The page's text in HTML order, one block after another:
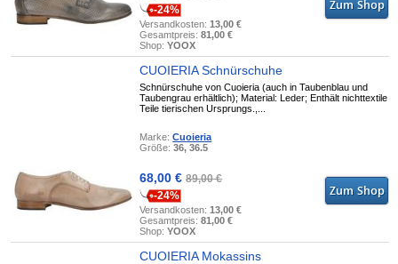
-24%
Versandkosten:13,00 €
Gesamtpreis:81,00 €
Shop:YOOX
CUOIERIA Schnürschuhe
Schnürschuhe von Cuoieria (auch in Taubenblau und
Taubengrau erhältlich); Material: Leder; Enthält nichttextile
Teile tierischen Ursprungs.,...
Marke:Cuoieria
Größe:36, 36.5
68,00 €89,00 €
-24%
Versandkosten:13,00 €
Gesamtpreis:81,00 €
Shop:YOOX
CUOIERIA Mokassins